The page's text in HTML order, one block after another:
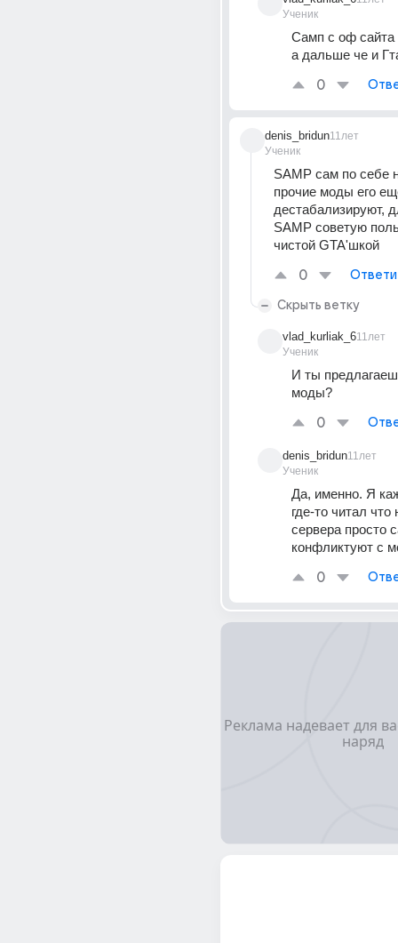
Ученик
Самп с оф
а дальше че и
0
denis_bridun
Ученик
11лет
SAMP сам по себе
прочие моды его
дестабализируют,
SAMP советую
чистой GTA'шкой
0
Скрыть ветку
vlad_kurliak_6
Ученик
11лет
И ты
моды?
0
denis_bridun
Ученик
11лет
Да, именно. Я
где-то читал что
сервера просто
конфликтуют с
0